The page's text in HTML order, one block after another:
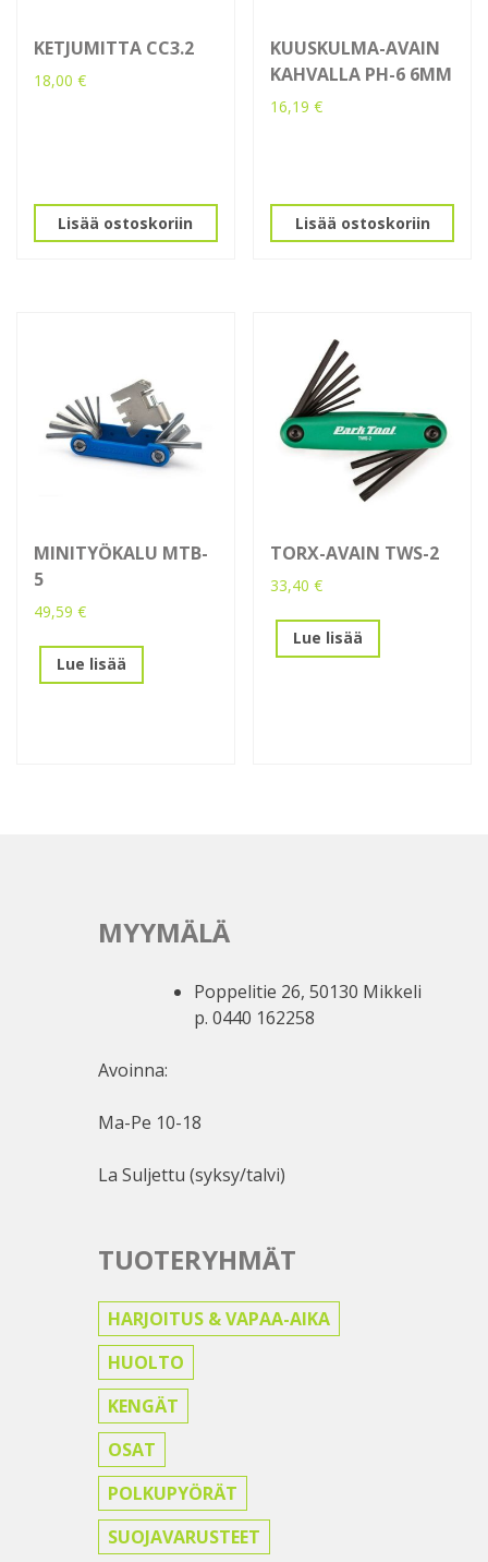
KETJUMITTA CC3.2
18,00 €
Lisää ostoskoriin
KUUSKULMA-AVAIN
KAHVALLA PH-6 6MM
16,19€
Lisää ostoskoriin
MINITYÖKALU MTB-
5
49,59 €
Lue lisää
TORX-AVAIN TWS-2
33,40€
Lue lisää
MYYMÄLÄ
Poppelitie 26, 50130 Mikkeli
p. 0440 162258
Avoinna:
Ma-Pe 10-18
La Suljettu (syksy/talvi)
TUOTERYHMÄT
HARJOITUS & VAPAA-AIKA
HUOLTO
KENGÄT
OSAT
POLKUPYÖRÄT
SUOJAVARUSTEET